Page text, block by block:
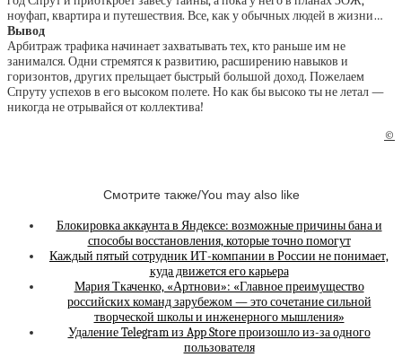
ноуфап, квартира и путешествия. Все, как у обычных людей в жизни…
Вывод
Арбитраж трафика начинает захватывать тех, кто раньше им не
занимался. Одни стремятся к развитию, расширению навыков и
горизонтов, других прельщает быстрый большой доход. Пожелаем
Спруту успехов в его высоком полете. Но как бы высоко ты не летал —
никогда не отрывайся от коллектива!
©
Смотрите также/You may also like
Блокировка аккаунта в Яндексе: возможные причины бана и
способы восстановления, которые точно помогут
Каждый пятый сотрудник ИТ-компании в России не понимает,
куда движется его карьера
Мария Ткаченко, «Артнови»: «Главное преимущество
российских команд зарубежом — это сочетание сильной
творческой школы и инженерного мышления»
Удаление Telegram из App Store произошло из-за одного
пользователя